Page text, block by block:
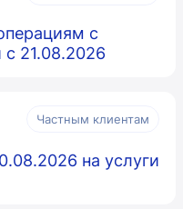
с
21.08.2026
Частным клиентам
на услуги